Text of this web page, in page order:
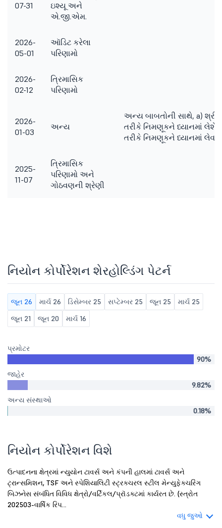
07-31
ઇશ્યૂ અને
એ.જી.એમ.
2026-
05-01
ઑડિટ કરેલા
પરિણામો
2026-
02-12
ત્રિમાસિક
પરિણામો
2026-
01-03
અન્ય
અન્ય બાબતોની સાથે, a) શ્રી
તરીકે નિમણૂકને ધ્યાનમાં લેશે. b)
તરીકે નિમણૂકને ધ્યાનમાં લેવા
2025-
11-07
ત્રિમાસિક
પરિણામો અને
ગોઠવણની શ્રેણી
નિયોન કોર્પોરેશન શેરહોલ્ડિંગ પેટર્ન
જૂન 26 માર્ચ 26 ડિસેમ્બર 25 સપ્ટેમ્બર 25 જૂન 25
માર્ચ 25
જૂન 21
જૂન 20 માર્ચ 16
પ્રમોટર
90%
જાહેર
9.82%
અન્ય સંસ્થાઓ
0.18%
નિયોન કોર્પોરેશન વિશે
ઉત્પાદનના ક્ષેત્રમાં ન્યુયોન ટાવર્સ અને કંપની હાલમાં ટાવર્સ અને
ટ્રાન્સમિશન, TSF અને સ્પેશિયાલિટી સ્ટ્રક્ચરલ સ્ટીલ મેન્યુફેક્ચરિંગ
બિઝનેસ સંબંધિત વિવિધ ક્ષેત્રો/વર્ટિકલ/પ્રૉડક્ટમાં કાર્યરત છે. (સ્ત્રોત
202503-વાર્ષિક રિપ...
વધુ જુઓ